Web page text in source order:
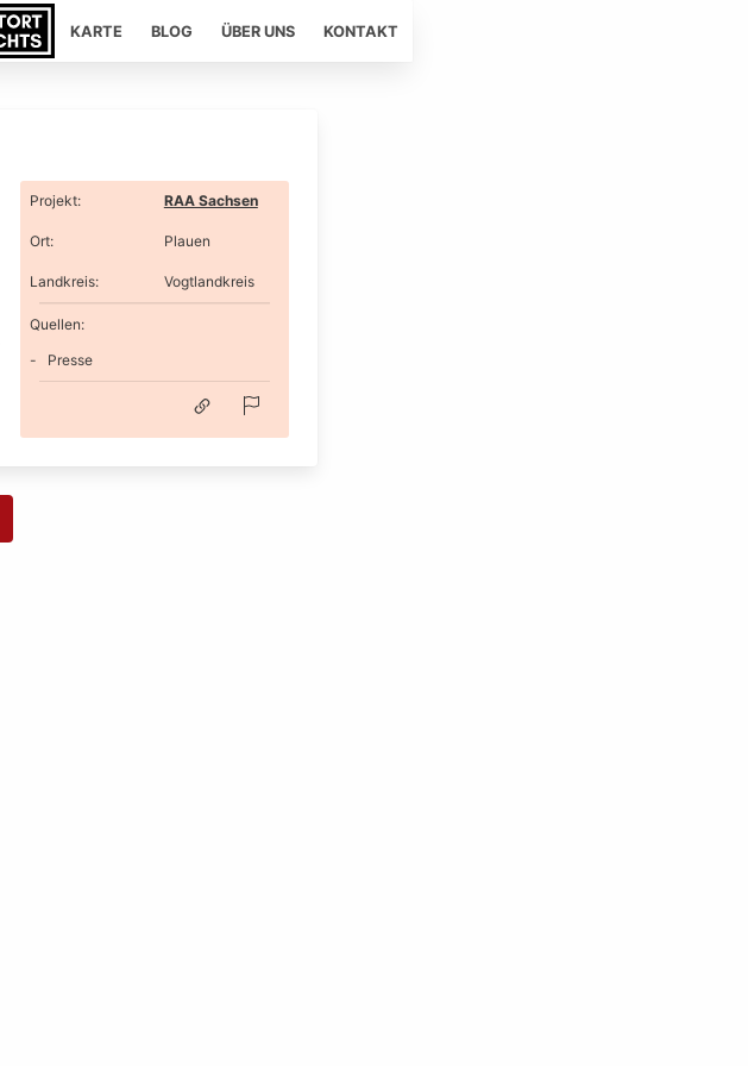
KARTE BLOG ÜBER UNS KONTAKT
Projekt: RAA Sachsen
Ort: Plauen
Landkreis: Vogtlandkreis
Quellen:
Presse